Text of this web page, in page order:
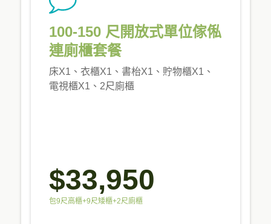
100-150 尺開放式單位傢俬
連廁櫃套餐
床X1、衣櫃X1、書枱X1、貯物櫃X1、
電視櫃X1、2尺廁櫃
$33,950
包9尺高櫃+9尺矮櫃+2尺廁櫃